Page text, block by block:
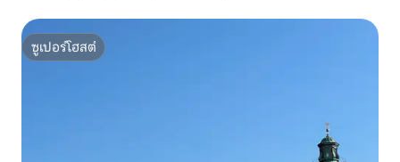
ซูเปอร์โฮสต์
ซูเปอร์โฮสต์